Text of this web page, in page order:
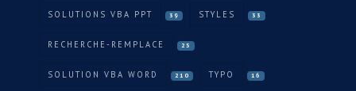
SOLUTIONS VBA PPT 39 STYLES 33
RECHERCHE-REMPLACE 25
SOLUTION VBA WORD 210 TYPO 16